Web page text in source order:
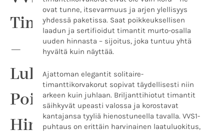
Timanttikorvakorut
–
Luksusta
Poikkeuksellisella
Hinnalla
hinnalla
määräovat tunne, itsevarmuus ja arjen ylellisyys
yhdessä paketissa. Saat poikkeuksellisen
laadun ja sertifioidut timantit murto-osalla
uuden hinnasta – sijoitus, joka tuntuu yhtä
hyvältä kuin näyttää.
Ajattoman elegantit solitaire-
timanttikorvakorut sopivat täydellisesti niin
arkeen kuin juhlaan. Briljanttihiotut timantit
säihkyvät upeasti valossa ja korostavat
kantajansa tyyliä hienostuneella tavalla. VVS1-
puhtaus on erittäin harvinainen laatuluokitus,